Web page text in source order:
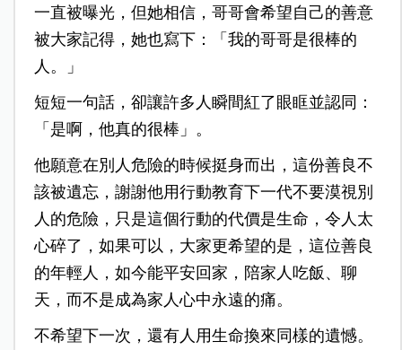
一直被曝光，但她相信，哥哥會希望自己的善意
被大家記得，她也寫下：「我的哥哥是很棒的
人。」
短短一句話，卻讓許多人瞬間紅了眼眶並認同：
「 是啊，他真的很棒」。
他願意在別人危險的時候挺身而出，這份善良不
該被遺忘，謝謝他用行動教育下一代不要漠視別
人的危險，只是這個行動的代價是生命，令人太
心碎了， 如果可以，大家更希望的是，這位善良
的年輕人，如今能平安回家，陪家人吃飯、聊
天，而不是成為家人心中永遠的痛。
不希望下一次，還有人用生命換來同樣的遺憾。